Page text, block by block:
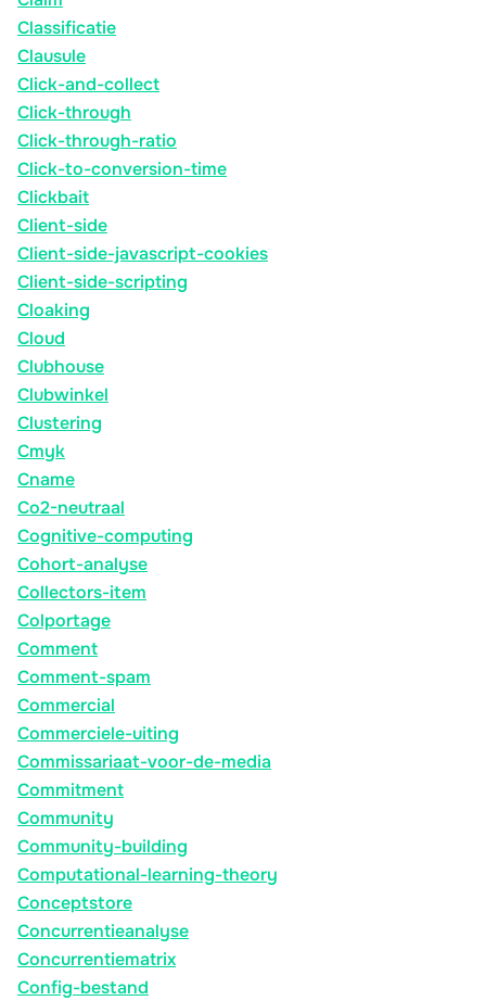
Classificatie
Clausule
Click-and-collect
Click-through
Click-through-ratio
Click-to-conversion-time
Clickbait
Client-side
Client-side-javascript-cookies
Client-side-scripting
Cloaking
Cloud
Clubhouse
Clubwinkel
Clustering
Cmyk
Cname
Co2-neutraal
Cognitive-computing
Cohort-analyse
Collectors-item
Colportage
Comment
Comment-spam
Commercial
Commerciele-uiting
Commissariaat-voor-de-media
Commitment
Community
Community-building
Computational-learning-theory
Conceptstore
Concurrentieanalyse
Concurrentiematrix
Config-bestand